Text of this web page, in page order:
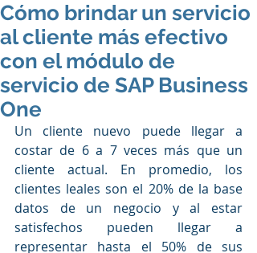
Cómo brindar un servicio
al cliente más efectivo
con el módulo de
servicio de SAP Business
One
Un cliente nuevo puede llegar a
costar de 6 a 7 veces más que un
cliente actual. En promedio, los
clientes leales son el 20% de la base
datos de un negocio y al estar
satisfechos pueden llegar a
representar hasta el 50% de sus